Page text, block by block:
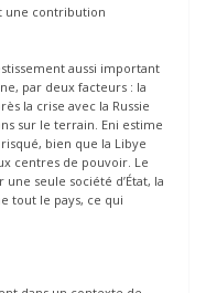
une contribution
aussi important
par deux facteurs : la
la crise avec la Russie
sur le terrain. Eni estime
bien que la Libye
centres de pouvoir. Le
seule société d’État, la
tout le pays, ce qui